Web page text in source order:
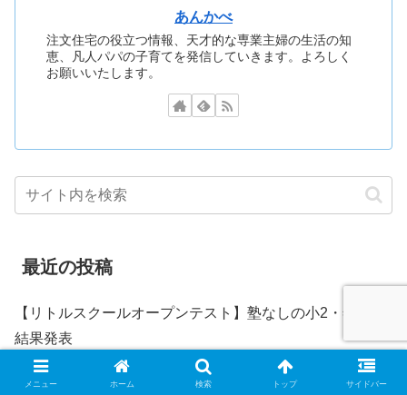
あんかべ
注文住宅の役立つ情報、天才的な専業主婦の生活の知
恵、凡人パパの子育てを発信していきます。よろしく
お願いいたします。
最近の投稿
【リトルスクールオープンテスト】塾なしの小2・年長の
結果発表
2025年12月13日
メニュー ホーム 検索 トップ サイドバー